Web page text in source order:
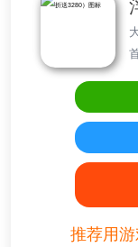
推荐用